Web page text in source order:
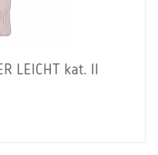
LEICHT kat. II